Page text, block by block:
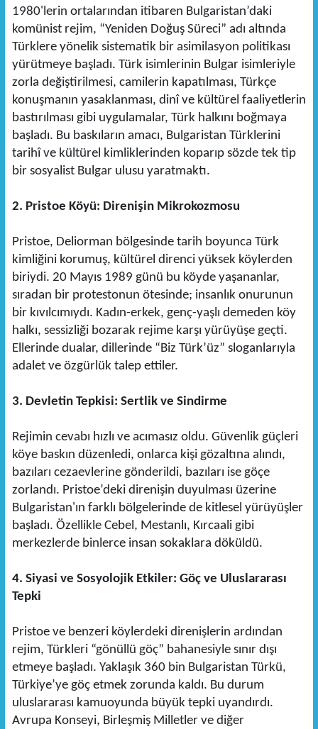
1980'lerin ortalarından itibaren Bulgaristan’daki
komünist rejim, “Yeniden Doğuş Süreci” adı altında
Türklere yönelik sistematik bir asimilasyon politikası
yürütmeye başladı. Türk isimlerinin Bulgar isimleriyle
zorla değiştirilmesi, camilerin kapatılması, Türkçe
konuşmanın yasaklanması, dinî ve kültürel faaliyetlerin
bastırılması gibi uygulamalar, Türk halkını boğmaya
başladı. Bu baskıların amacı, Bulgaristan Türklerini
tarihî ve kültürel kimliklerinden koparıp sözde tek tip
bir sosyalist Bulgar ulusu yaratmaktı.
2. Pristoe Köyü: Direnişin Mikrokozmosu
Pristoe, Deliorman bölgesinde tarih boyunca Türk
kimliğini korumuş, kültürel direnci yüksek köylerden
biriydi. 20 Mayıs 1989 günü bu köyde yaşananlar,
sıradan bir protestonun ötesinde; insanlık onurunun
bir kıvılcımıydı. Kadın-erkek, genç-yaşlı demeden köy
halkı, sessizliği bozarak rejime karşı yürüyüşe geçti.
Ellerinde dualar, dillerinde “Biz Türk’üz” sloganlarıyla
adalet ve özgürlük talep ettiler.
3. Devletin Tepkisi: Sertlik ve Sindirme
Rejimin cevabı hızlı ve acımasız oldu. Güvenlik güçleri
köye baskın düzenledi, onlarca kişi gözaltına alındı,
bazıları cezaevlerine gönderildi, bazıları ise göçe
zorlandı. Pristoe’deki direnişin duyulması üzerine
Bulgaristan'ın farklı bölgelerinde de kitlesel yürüyüşler
başladı. Özellikle Cebel, Mestanlı, Kırcaali gibi
merkezlerde binlerce insan sokaklara döküldü.
4. Siyasi ve Sosyolojik Etkiler: Göç ve Uluslararası
Tepki
Pristoe ve benzeri köylerdeki direnişlerin ardından
rejim, Türkleri “gönüllü göç” bahanesiyle sınır dışı
etmeye başladı. Yaklaşık 360 bin Bulgaristan Türkü,
Türkiye’ye göç etmek zorunda kaldı. Bu durum
uluslararası kamuoyunda büyük tepki uyandırdı.
Avrupa Konseyi, Birleşmiş Milletler ve diğer